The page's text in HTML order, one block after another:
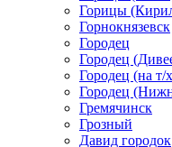
Горицы
Горнокнязевск
Городец
Городец
Городец (на
Городец
Гремячинск
Грозный
Давид городок